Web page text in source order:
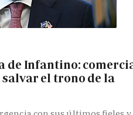
de Infantino:
el trono de la